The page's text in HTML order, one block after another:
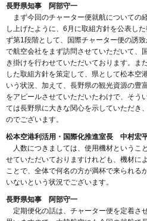
長野県知事 阿部守一
まず今回のチャーター便就航についての
し上げたように、6月に取組方針を公表し
ず第1段階として、国際チャーター便の誘
で航空会社をまず訪問させていただいて、
き掛けを行わせていただいております。ま
した取組方針を策定して、県として松本空
いう状況、加えて、長野県の観光資源の豊
をアピールさせていただいたわけで、そう
ては長野県に大きな関心を示していただき
のでございます。
松本空港利活用・国際化推進室長 中村宏
人数につきましては、使用機材というこ
せていただいておりますけれども、機材に
ことで、全体で何名の方が満杯で来られる
いないという状況でございます。
長野県知事 阿部守一
定期便化の話は、チャーター便を定着さ